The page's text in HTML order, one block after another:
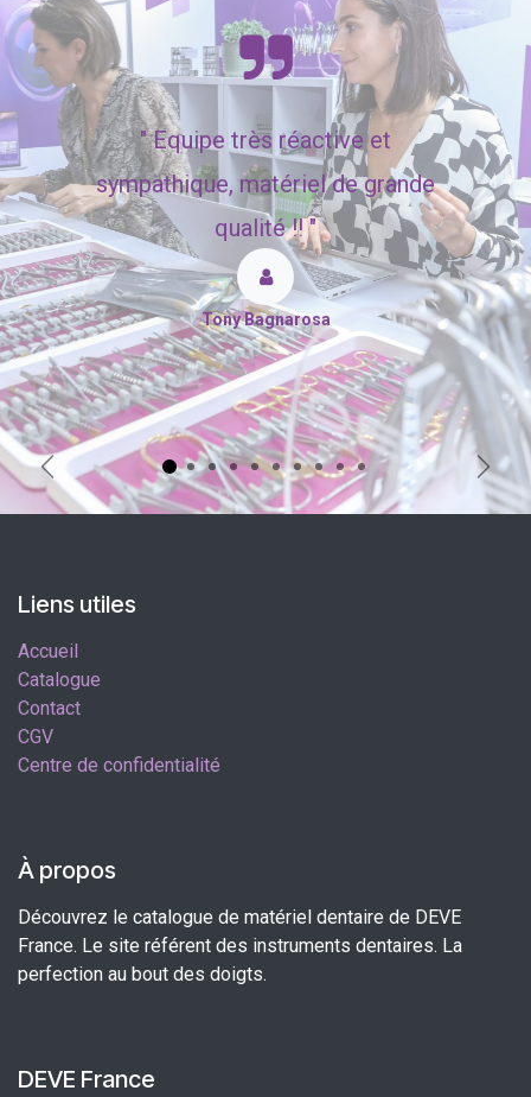
"Equipe très réactive et
sympathique, matériel de grande
qualité !! "
Tony Bagnarosa
Précédent
Liens utiles
Accueil
Catalogue
Contact
CGV
Centre de confidentialité
À propos
Découvrez le catalogue de matériel dentaire de DEVE
France. Le site référent des instruments dentaires. La
perfection au bout des doigts.
DEVE France